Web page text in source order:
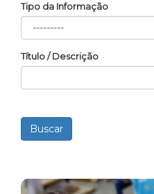
Tipo da Informação
Título / Descrição